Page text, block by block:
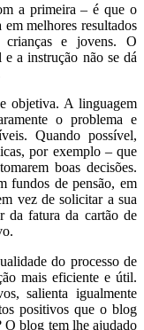
a primeira – é que o
melhores resultados
e jovens. O
a instrução não se dá
objetiva. A linguagem
o problema e
Quando possível,
por exemplo – que
boas decisões.
fundos de pensão, em
vez de solicitar a sua
da fatura da cartão de
do processo de
mais eficiente e útil.
salienta igualmente
positivos que o blog
O blog tem lhe ajudado